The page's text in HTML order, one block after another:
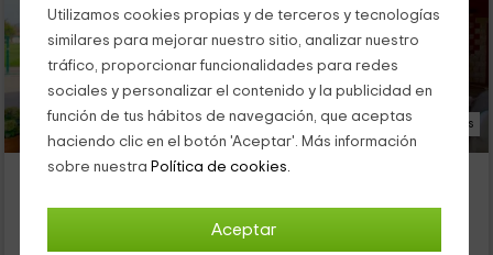
Utilizamos cookies propias y de terceros y tecnologías
similares para mejorar nuestro sitio, analizar nuestro
tráfico, proporcionar funcionalidades para redes
sociales y personalizar el contenido y la publicidad en
función de tus hábitos de navegación, que aceptas
haciendo clic en el botón 'Aceptar'. Más información
sobre nuestra Política de cookies.
Aceptar
31 Fotos
La Cala Hostel